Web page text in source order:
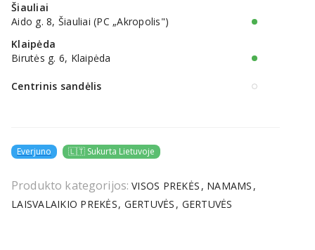
Šiauliai
Aido g. 8, Šiauliai (PC „Akropolis")
Klaipėda
Birutės g. 6, Klaipėda
Centrinis sandėlis
Everjuno 🇱🇹 Sukurta Lietuvoje
Produkto kategorijos: VISOS PREKĖS NAMAMS
LAISVALAIKIO PREKĖS GERTUVĖS GERTUVĖS